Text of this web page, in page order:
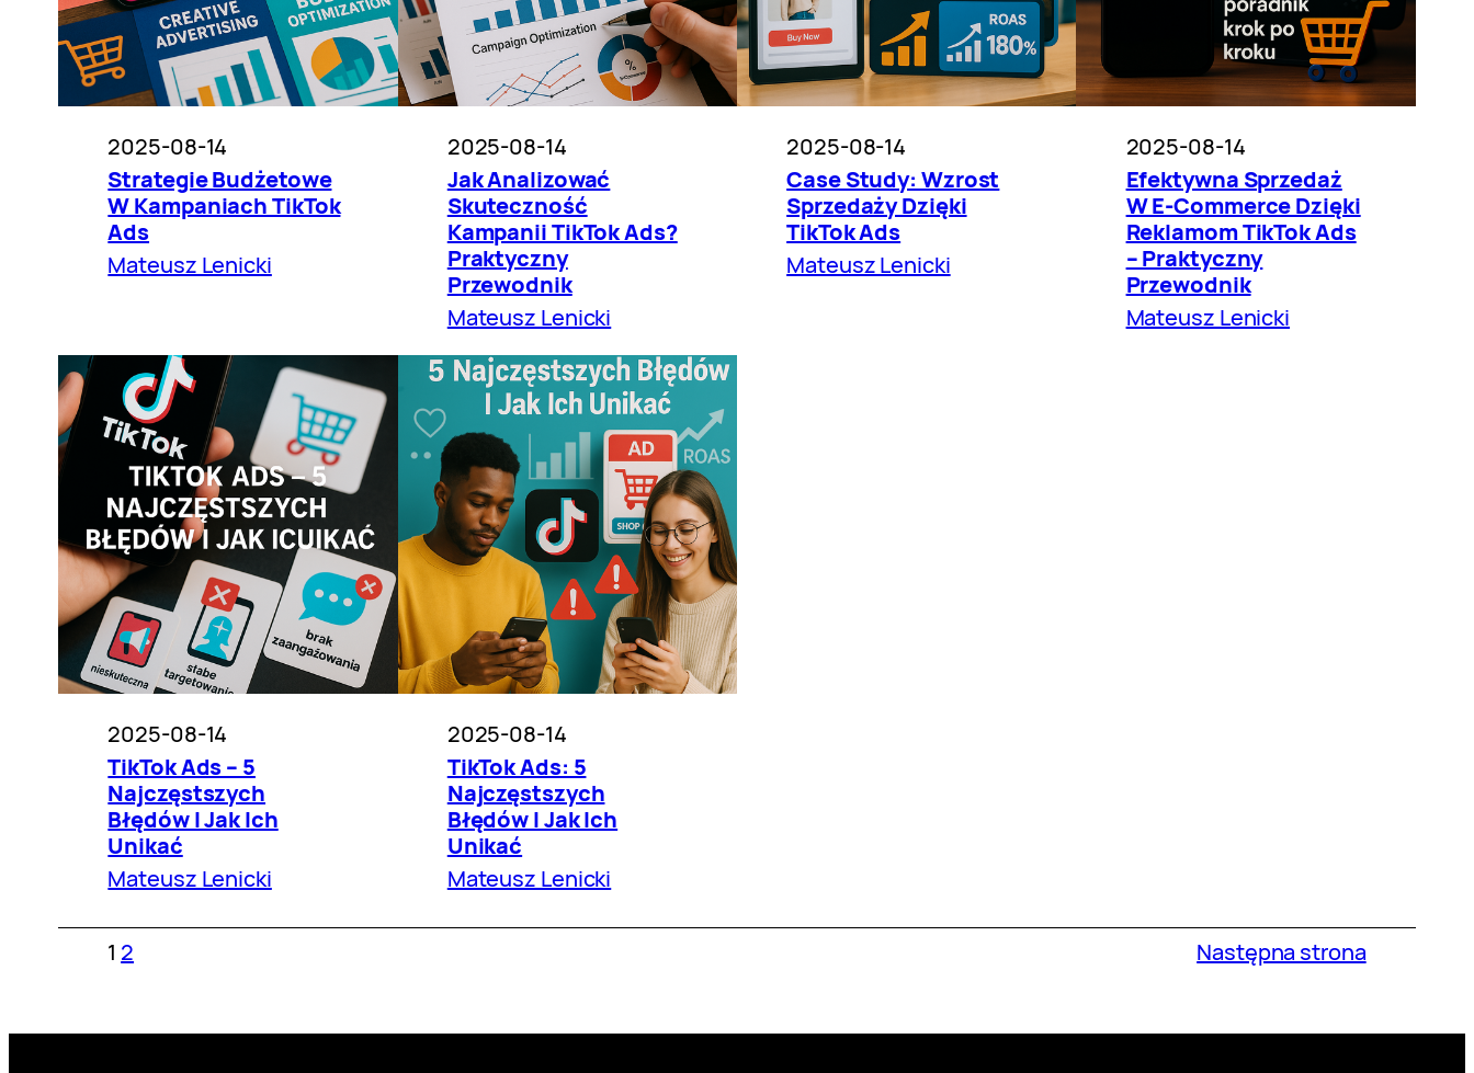
2025-08-14
Strategie Budżetowe
W Kampaniach TikTok
Ads
Mateusz Lenicki
2025-08-14
Jak Analizować
Skuteczność
Kampanii TikTok Ads?
Praktyczny
Przewodnik
Mateusz Lenicki
2025-08-14
Case Study: Wzrost
Sprzedaży Dzięki
TikTok Ads
Mateusz Lenicki
2025-08-14
Efektywna Sprzedaż
W E-Commerce Dzięki
Reklamom TikTok Ads
– Praktyczny
Przewodnik
Mateusz Lenicki
2025-08-14
TikTok Ads – 5
Najczęstszych
Błędów I Jak Ich
Unikać
Mateusz Lenicki
2025-08-14
TikTok Ads: 5
Najczęstszych
Błędów I Jak Ich
Unikać
Mateusz Lenicki
1 2 Następna strona